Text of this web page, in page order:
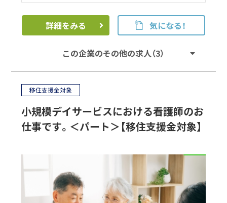
詳細をみる 気になる！
この企業のその他の求人（3）
移住支援金対象
小規模デイサービスにおける看護師のお
仕事です。＜パート＞【移住支援金対象】